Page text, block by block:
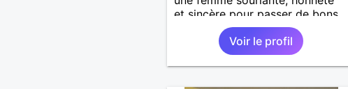
et sincère pour passer de bons
moments, qui aime plaisanter, se
balader et partager, je le
souhaite, notre complicité.
J'aime beaucoup les chantiers
Voir le profil